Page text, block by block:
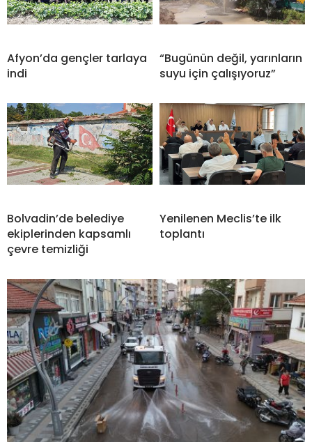
Afyon’da gençler tarlaya
indi
“Bugünün değil, yarınların
suyu için çalışıyoruz”
Bolvadin’de belediye
ekiplerinden kapsamlı
çevre temizliği
Yenilenen Meclis’te ilk
toplantı